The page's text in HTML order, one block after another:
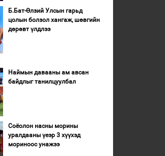
Б.Бат-Өлзий Улсын гарьд
цолын болзол хангаж, шөвгийн
дөрөвт үлдлээ
Наймын давааны ам авсан
байдлыг танилцуулбал
Соёолон насны морины
уралдааны үеэр 3 хүүхэд
мориноос унажээ